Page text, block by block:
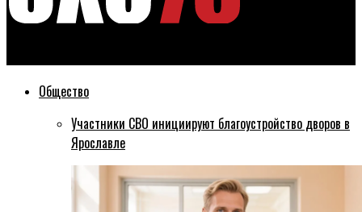
Общество
Участники СВО инициируют благоустройство дворов в
Ярославле